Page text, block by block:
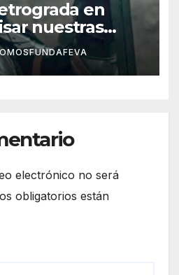
en
nuestras
y pensar
electrónico no será
obligatorios están